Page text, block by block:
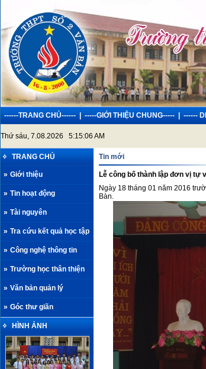
------TRANG CHỦ------ -----GIỚI THIỆU CHUNG----- ------
Thứ sáu, 7.08.2026 5:15:06 AM
TRANG CHỦ
» Giới thiệu
» Tin hoạt động
» Tài nguyên
» Tra cứu kết quả học tập
» Công nghệ thông tin
» Trường học thân thiện
» Văn bản quản lý
» Góc thư giãn
HÌNH ẢNH
Tin mới
Lễ công bố thành lập đơn vị tự
Ngày 18 tháng 01 năm 2016
Bàn.